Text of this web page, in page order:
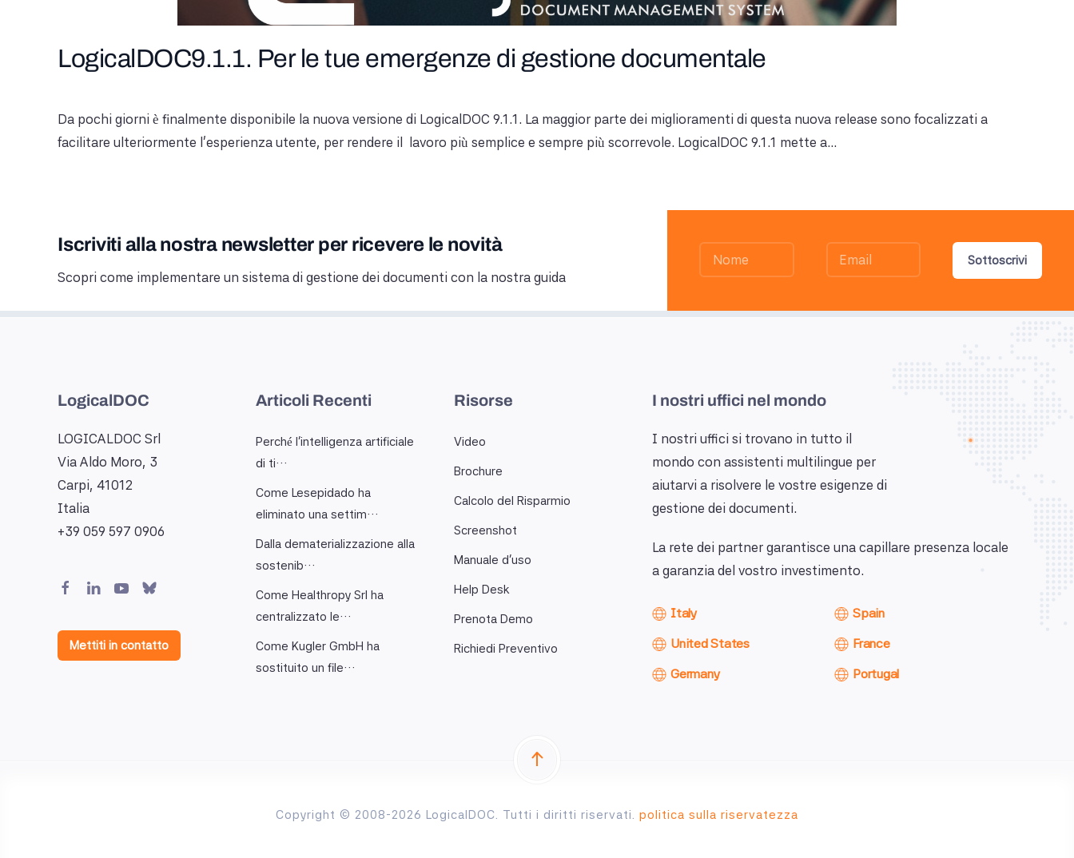
LogicalDOC9.1.1. Per le tue emergenze di gestione documentale
Da pochi giorni è finalmente disponibile la nuova versione di LogicalDOC 9.1.1. La maggior parte dei miglioramenti di questa nuova release sono focalizzati a
facilitare ulteriormente l’esperienza utente, per rendere il lavoro più semplice e sempre più scorrevole. LogicalDOC 9.1.1 mette a...
Iscriviti alla nostra newsletter per ricevere le novità
Scopri come implementare un sistema di gestione dei documenti con la nostra guida
Sottoscrivi
LogicalDOC
LOGICALDOC Srl
Via Aldo Moro, 3
Carpi, 41012
Italia
+39 059 597 0906
Mettiti in contatto
Articoli Recenti
Perché l'intelligenza artificiale
di ti…
Come Lesepidado ha
eliminato una settim…
Dalla dematerializzazione alla
sostenib…
Come Healthropy Srl ha
centralizzato le…
Come Kugler GmbH ha
sostituito un file…
Risorse
Video
Brochure
Calcolo del Risparmio
Screenshot
Manuale d'uso
Help Desk
Prenota Demo
Richiedi Preventivo
I nostri uffici nel mondo
I nostri uffici si trovano in tutto il
mondo con assistenti multilingue per
aiutarvi a risolvere le vostre esigenze di
gestione dei documenti.
La rete dei partner garantisce una capillare presenza locale
a garanzia del vostro investimento.
Italy
United States
Germany
Spain
France
Portugal
Copyright © 2008-2026 LogicalDOC. Tutti i diritti riservati. politica sulla riservatezza